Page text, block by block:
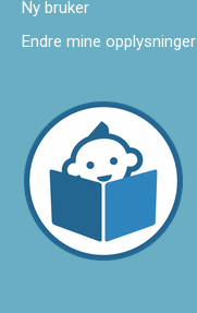
Ny bruker
Endre mine opplysninger